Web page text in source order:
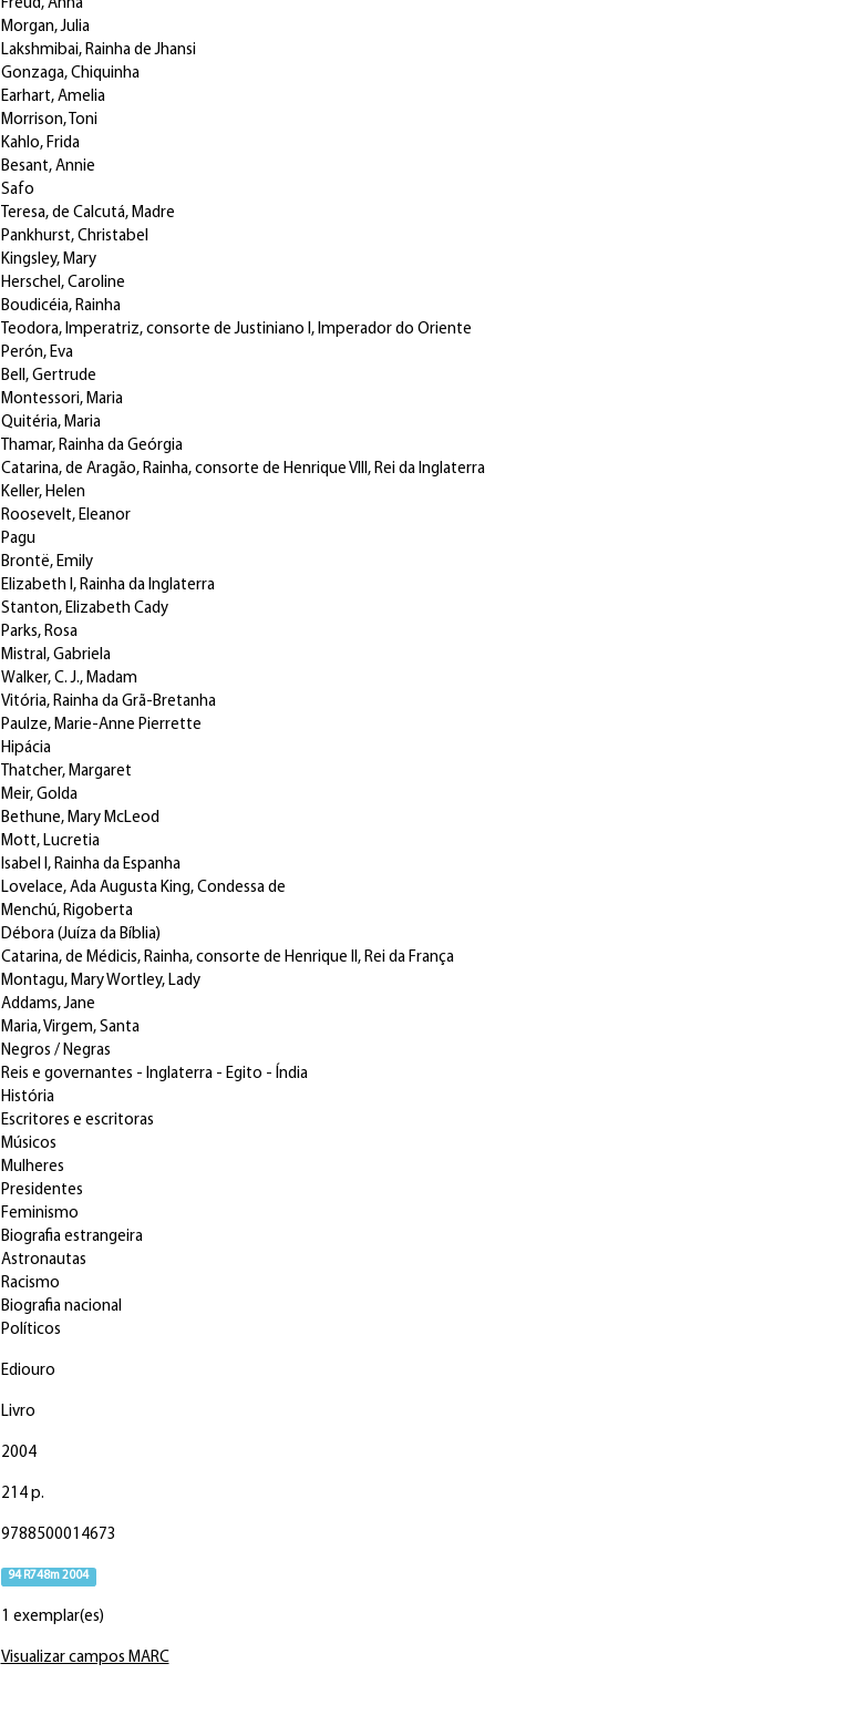
Freud, Anna
Morgan, Julia
Lakshmibai, Rainha de Jhansi
Gonzaga, Chiquinha
Earhart, Amelia
Morrison, Toni
Kahlo, Frida
Besant, Annie
Safo
Teresa, de Calcutá, Madre
Pankhurst, Christabel
Kingsley, Mary
Herschel, Caroline
Boudicéia, Rainha
Teodora, Imperatriz, consorte de Justiniano I, Imperador do Oriente
Perón, Eva
Bell, Gertrude
Montessori, Maria
Quitéria, Maria
Thamar, Rainha da Geórgia
Catarina, de Aragão, Rainha, consorte de Henrique VIII, Rei da Inglaterra
Keller, Helen
Roosevelt, Eleanor
Pagu
Brontë, Emily
Elizabeth I, Rainha da Inglaterra
Stanton, Elizabeth Cady
Parks, Rosa
Mistral, Gabriela
Walker, C. J., Madam
Vitória, Rainha da Grã-Bretanha
Paulze, Marie-Anne Pierrette
Hipácia
Thatcher, Margaret
Meir, Golda
Bethune, Mary McLeod
Mott, Lucretia
Isabel I, Rainha da Espanha
Lovelace, Ada Augusta King, Condessa de
Menchú, Rigoberta
Débora (Juíza da Bíblia)
Catarina, de Médicis, Rainha, consorte de Henrique II, Rei da França
Montagu, Mary Wortley, Lady
Addams, Jane
Maria, Virgem, Santa
Negros / Negras
Reis e governantes - Inglaterra - Egito - Índia
História
Escritores e escritoras
Músicos
Mulheres
Presidentes
Feminismo
Biografia estrangeira
Astronautas
Racismo
Biografia nacional
Políticos
Ediouro
Livro
2004
214 p.
9788500014673
94 R748m 2004
1 exemplar(es)
Visualizar campos MARC